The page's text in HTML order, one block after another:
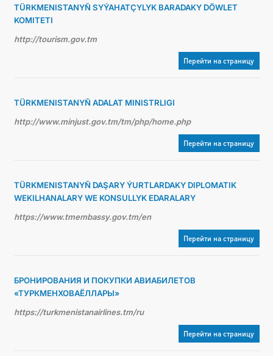
TÜRKMENISTANYŇ SYÝAHATÇYLYK BARADAKY DÖWLET
KOMITETI
http://tourism.gov.tm
Перейти на страницу
TÜRKMENISTANYŇ ADALAT MINISTRLIGI
http://www.minjust.gov.tm/tm/php/home.php
Перейти на страницу
TÜRKMENISTANYŇ DAŞARY ÝURTLARDAKY DIPLOMATIK
WEKILHANALARY WE KONSULLYK EDARALARY
https://www.tmembassy.gov.tm/en
Перейти на страницу
БРОНИРОВАНИЯ И ПОКУПКИ АВИАБИЛЕТОВ
«ТУРКМЕНХОВАЁЛЛАРЫ»
https://turkmenistanairlines.tm/ru
Перейти на страницу